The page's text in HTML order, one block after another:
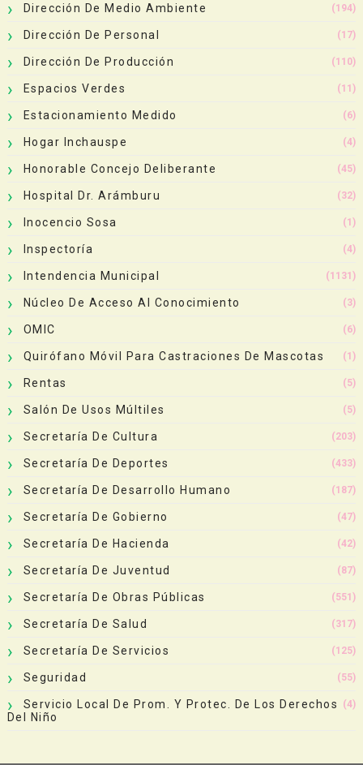
Dirección De Medio Ambiente (194)
Dirección De Personal (17)
Dirección De Producción (110)
Espacios Verdes (11)
Estacionamiento Medido (6)
Hogar Inchauspe (4)
Honorable Concejo Deliberante (45)
Hospital Dr. Arámburu (32)
Inocencio Sosa (1)
Inspectoría (4)
Intendencia Municipal (1131)
Núcleo De Acceso Al Conocimiento (3)
OMIC (6)
Quirófano Móvil Para Castraciones De Mascotas (1)
Rentas (5)
Salón De Usos Múltiles (5)
Secretaría De Cultura (203)
Secretaría De Deportes (433)
Secretaría De Desarrollo Humano (187)
Secretaría De Gobierno (47)
Secretaría De Hacienda (42)
Secretaría De Juventud (87)
Secretaría De Obras Públicas (551)
Secretaría De Salud (317)
Secretaría De Servicios (125)
Seguridad (55)
Servicio Local De Prom. Y Protec. De Los Derechos
Del Niño
(4)